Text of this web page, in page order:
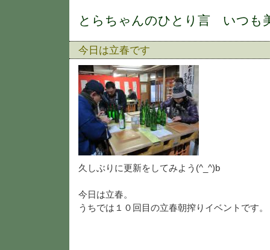
とらちゃんのひとり言 いつも
今日は立春です
久しぶりに更新をしてみよう(^_^)b
今日は立春。
うちでは１０回目の立春朝搾りイベントです。